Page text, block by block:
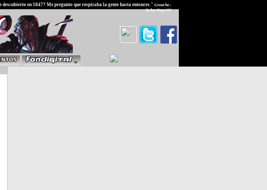
descubierto en 1847? Me pregunto que respiraba la gente hasta entonces." Groucho /
Dylan Dog #10